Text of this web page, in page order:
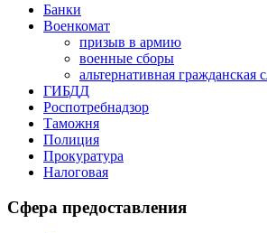
Банки
Военкомат
призыв в армию
военные сборы
альтернативная гражданская
ГИБДД
Роспотребнадзор
Таможня
Полиция
Прокуратура
Налоговая
Сфера предоставления